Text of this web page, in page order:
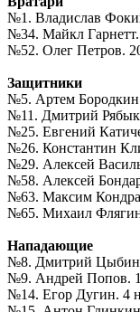
№1. Владислав
№34. Майкл Гарнетт.
№52. Олег Петров.
Защитники
№5. Артем Бородкин.
№11. Дмитрий
№25. Евгений
№26. Константин
№29. Алексей
№58. Алексей
№63. Максим
№65. Михаил
Нападающие
№8. Дмитрий
№9. Андрей Попов.
№14. Егор Дугин. 4